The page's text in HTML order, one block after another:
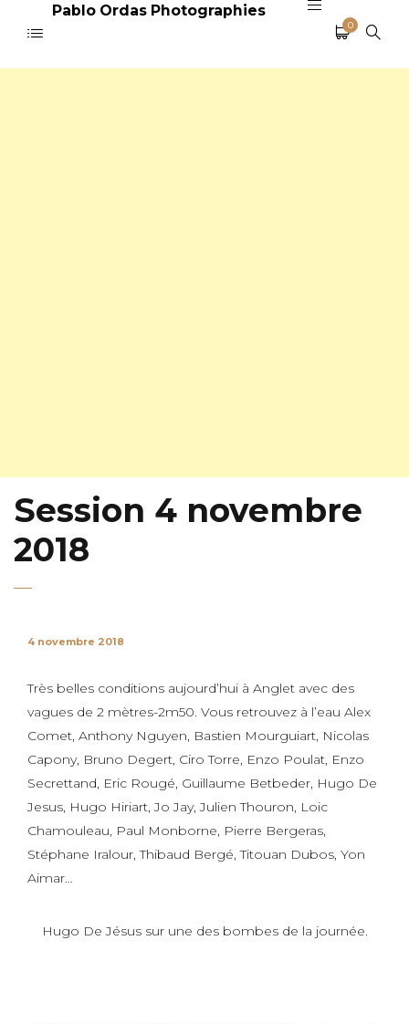
Pablo Ordas Photographies
0
Session 4 novembre
2018
4 novembre 2018
Très belles conditions aujourd’hui à Anglet avec des
vagues de 2 mètres-2m50. Vous retrouvez à l’eau Alex
Comet, Anthony Nguyen, Bastien Mourguiart, Nicolas
Capony, Bruno Degert, Ciro Torre, Enzo Poulat, Enzo
Secrettand, Eric Rougé, Guillaume Betbeder, Hugo De
Jesus, Hugo Hiriart, Jo Jay, Julien Thouron, Loic
Chamouleau, Paul Monborne, Pierre Bergeras,
Stéphane Iralour, Thibaud Bergé, Titouan Dubos, Yon
Aimar…
Hugo De Jésus sur une des bombes de la journée.